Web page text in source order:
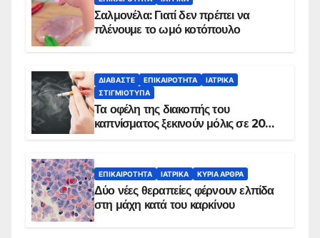
Σαλμονέλα: Γιατί δεν πρέπει να
πλένουμε το ωμό κοτόπουλο
ΔΙΑΒΆΣΤΕ ΕΠΙΚΑΙΡΌΤΗΤΑ
ΙΑΤΡΙΚΆ
ΣΤΙΓΜΙΌΤΥΠΑ
Τα οφέλη της διακοπής του
καπνίσματος ξεκινούν μόλις σε 20
ΕΠΙΚΑΙΡΌΤΗΤΑ ΙΑΤΡΙΚΆ ΚΥΡΙΑ ΑΡΘΡΑ
Δύο νέες θεραπείες φέρνουν ελπίδα
στη μάχη κατά του καρκίνου